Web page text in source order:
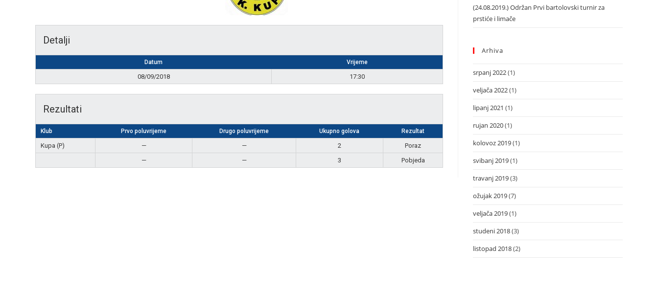
Detalji
Datum Vrijeme
08/09/2018 17:30
Rezultati
Klub Prvo poluvrijeme Drugo poluvrijeme Ukupno golova Rezultat
Kupa (P) — — 2
Poraz
—
— 3 Pobjeda
(24.08.2019.) Održan Prvi bartolovski turnir za
prstiće i limače
Arhiva
srpanj 2022(1)
veljača 2022(1)
lipanj 2021 (1)
rujan 2020(1)
kolovoz 2019(1)
svibanj 2019(1)
travanj 2019(3)
ožujak 2019(7)
veljača 2019(1)
studeni 2018(3)
listopad 2018(2)